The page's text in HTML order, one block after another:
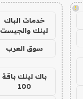
!
خدمات الباك
لينك والجيست
سوق العرب
باك لينك باقة
100